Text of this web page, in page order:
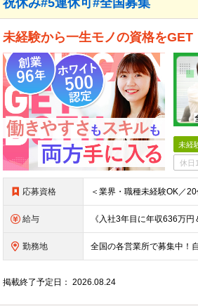
祝休み#5連休可#全国募集
未経験から一生モノの資格を
未経
休日
応募資格
給与
勤務地
掲載終了予定日：2026.08.24